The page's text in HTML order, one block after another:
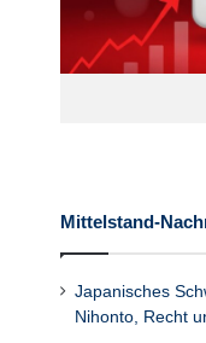
Mittelstand-
Japanisches
Nihonto, Recht